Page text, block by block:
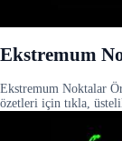
Ekstremum
Ekstremum Noktalar
özetleri için tıkla,